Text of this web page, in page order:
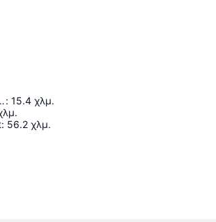
d'Italia: 15.4 χλμ.
: 56.2 χλμ.